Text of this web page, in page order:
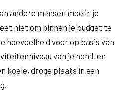
andere mensen mee in je
niet om binnen je budget te
hoeveelheid voer op basis van
van je hond, en
koele, droge plaats in een